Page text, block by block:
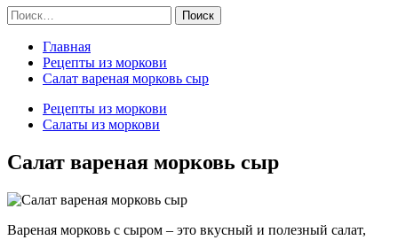
Найти:
Главная
Рецепты из моркови
Салат вареная морковь сыр
Рецепты из моркови
Салаты из моркови
Салат вареная морковь сыр
Вареная морковь с сыром – это вкусный и полезный салат,